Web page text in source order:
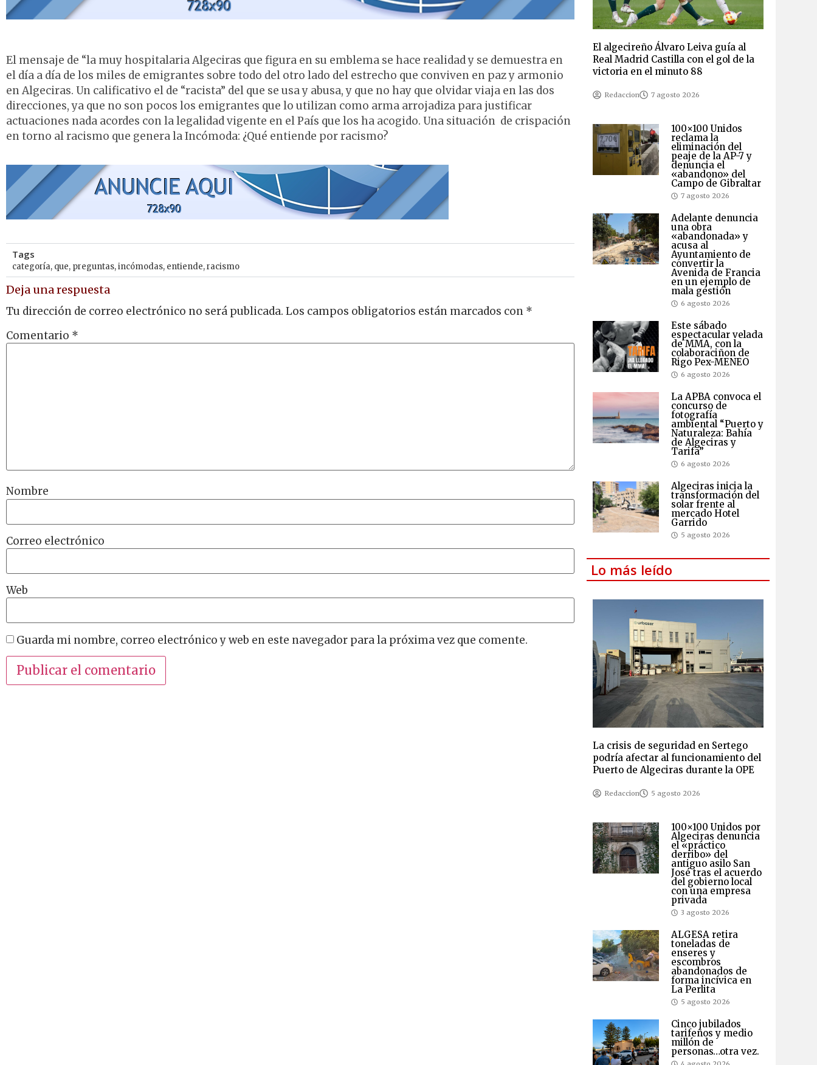
El mensaje de “la muy hospitalaria Algeciras que figura en su emblema se hace realidad y se demuestra en
el día a día de los miles de emigrantes sobre todo del otro lado del estrecho que conviven en paz y armonio
en Algeciras. Un calificativo el de “racista” del que se usa y abusa, y que no hay que olvidar viaja en las dos
direcciones, ya que no son pocos los emigrantes que lo utilizan como arma arrojadiza para justificar
actuaciones nada acordes con la legalidad vigente en el País que los ha acogido. Una situación de crispación
en torno al racismo que genera la Incómoda: ¿Qué entiende por racismo?
Tags
categoría, que, preguntas,incómodas, entiende,racismo
Deja una respuesta
Tu dirección de correo electrónico no será publicada. Los campos obligatorios están marcados con *
Comentario *
Nombre
Correo electrónico
Web
Guarda mi nombre, correo electrónico y web en este navegador para la próxima vez que comente.
El algecireño Álvaro Leiva guía al
Real Madrid Castilla con el gol de la
victoria en el minuto 88
Redaccion 7 agosto 2026
100×100 Unidos
reclama la
eliminación del
peaje de la AP-7 y
denuncia el
«abandono» del
Campo de Gibraltar
7 agosto 2026
Adelante denuncia
una obra
«abandonada» y
acusa al
Ayuntamiento de
convertir la
Avenida de Francia
en un ejemplo de
mala gestión
6 agosto 2026
Este sábado
espectacular velada
de MMA, con la
colaboraciñon de
Rigo Pex-MENEO
6 agosto 2026
La APBA convoca el
concurso de
fotografía
ambiental “Puerto y
Naturaleza: Bahía
de Algeciras y
Tarifa”
6 agosto 2026
Algeciras inicia la
transformación del
solar frente al
mercado Hotel
Garrido
5 agosto 2026
Lo más leído
La crisis de seguridad en Sertego
podría afectar al funcionamiento del
Puerto de Algeciras durante la OPE
Redaccion 5 agosto 2026
100×100 Unidos por
Algeciras denuncia
el «práctico
derribo» del
antiguo asilo San
José tras el acuerdo
del gobierno local
con una empresa
privada
3 agosto 2026
ALGESA retira
toneladas de
enseres y
escombros
abandonados de
forma incívica en
La Perlita
5 agosto 2026
Cinco jubilados
tarifeños y medio
millón de
personas…otra vez.